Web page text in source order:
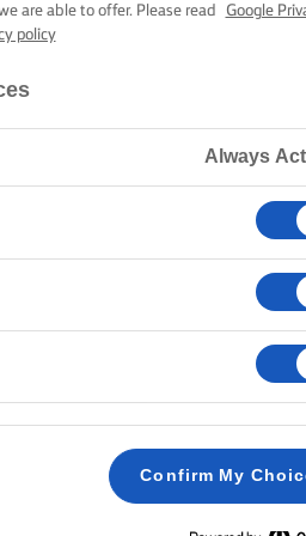
τα κρεμμύδια, το αρνί, το αλάτι,
και τα μπαχαρικά Kabsa με
10 λεπτά σε δυνατή φωτιά,
τα καλά. Προσθέστε νερό που
are able to offer. Please read
Google
policy
Always
Confirm My